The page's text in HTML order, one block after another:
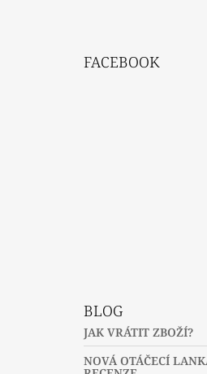
FACEBOOK
BLOG
JAK VRÁTIT ZBOŽÍ?
NOVÁ OTÁČECÍ